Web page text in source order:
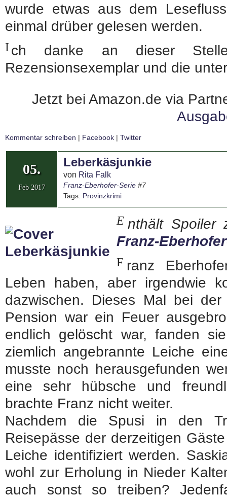
wurde etwas aus dem
einmal drüber gelesen werden.
I ch danke an dieser
Rezensionsexemplar und die
Jetzt bei Amazon.de via
Kommentar schreiben | Facebook | Twitter
05.
Feb 2017
Leberkäsjunkie
von Rita Falk
Franz-Eberhofer-Serie #7
Tags: Provinzkrimi
E nthält Spoiler
Franz-
F ranz
Leben haben, aber irgendwie
dazwischen. Dieses Mal bei
Pension war ein Feuer
endlich gelöscht war, fanden
ziemlich angebrannte Leiche
musste noch herausgefunden
eine sehr hübsche und
brachte Franz nicht weiter.
Nachdem die Spusi in den
Reisepässe der derzeitigen
Leiche identifiziert werden.
wohl zur Erholung in Nieder
auch sonst so treiben?